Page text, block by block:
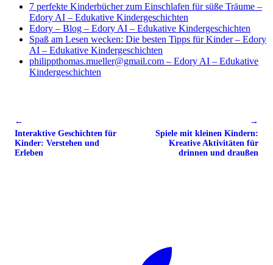
7 perfekte Kinderbücher zum Einschlafen für süße Träume –
Edory AI – Edukative Kindergeschichten
Edory – Blog – Edory AI – Edukative Kindergeschichten
Spaß am Lesen wecken: Die besten Tipps für Kinder – Edory
AI – Edukative Kindergeschichten
philippthomas.mueller@gmail.com – Edory AI – Edukative
Kindergeschichten
←
Interaktive Geschichten für
Kinder: Verstehen und
Erleben
→
Spiele mit kleinen Kindern:
Kreative Aktivitäten für
drinnen und draußen